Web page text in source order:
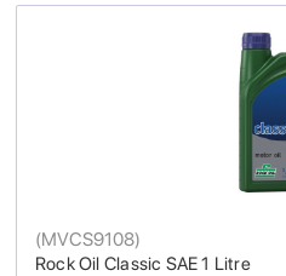
Rock Oil Classic SAE 1 Litre
(MVCS9108)